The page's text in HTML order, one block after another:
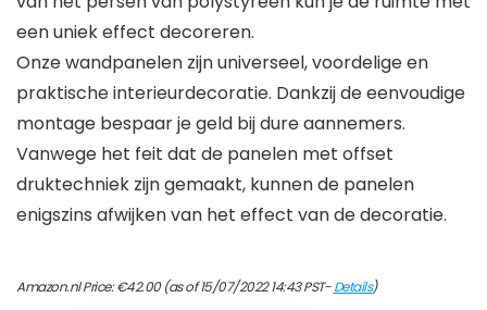
een uniek effect decoreren.
Onze wandpanelen zijn universeel, voordelige en
praktische interieurdecoratie. Dankzij de eenvoudige
montage bespaar je geld bij dure aannemers.
Vanwege het feit dat de panelen met offset
druktechniek zijn gemaakt, kunnen de panelen
enigszins afwijken van het effect van de decoratie.
Amazon.nl Price:€42.00(as of 15/07/2022 14:43 PST-Details)